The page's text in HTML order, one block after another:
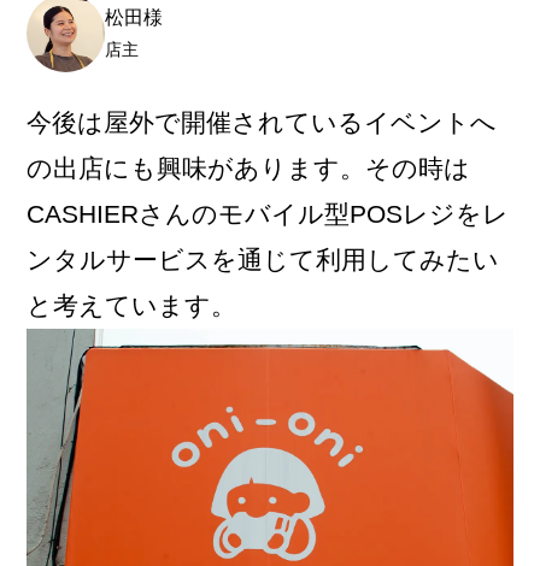
松田様
店主
今後は屋外で開催されているイベントへ
の出店にも興味があります。その時は
CASHIERさんのモバイル型POSレジをレ
ンタルサービスを通じて利用してみたい
と考えています。